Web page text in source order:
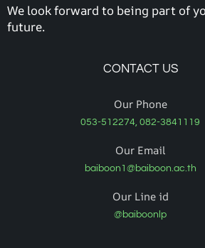
We look forward to being part of
future.
CONTACT US
Our Phone
053-512274, 082-3841119
Our Email
baiboon1@baiboon.ac.th
Our Line id
@baiboonlp